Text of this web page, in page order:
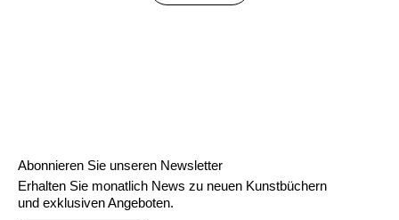
Abonnieren Sie unseren Newsletter
Erhalten Sie monatlich News zu neuen Kunstbüchern
und exklusiven Angeboten.